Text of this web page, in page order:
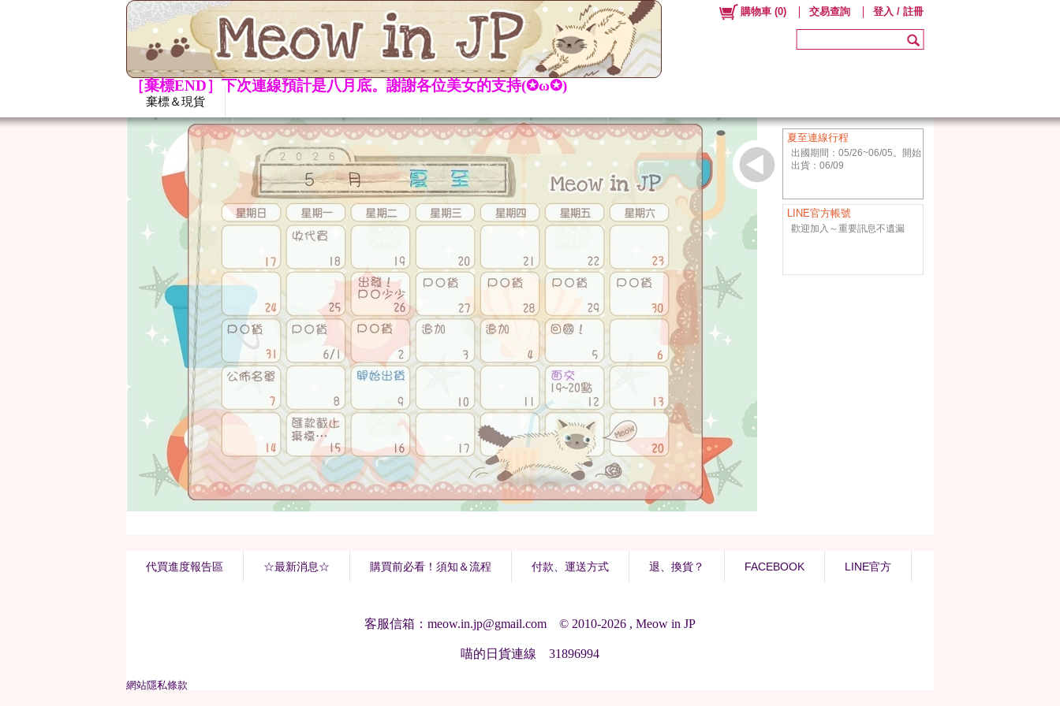
棄標＆現貨
購物車 (0) 交易查詢 登入 / 註冊
夏至連線行程
出國期間：05/26~06/05。開始
出貨：06/09
LINE官方帳號
歡迎加入～重要訊息不遺漏
代買進度報告區 ☆最新消息☆ 購買前必看！須知＆流程 付款、運送方式 退、換貨？ FACEBOOK LINE官方
客服信箱：meow.in.jp@gmail.com © 2010-2026 , Meow in JP
喵的日貨連線 31896994
網站隱私條款
［棄標END］下次連線預計是八月底。謝謝各位美女的支持(✪ω✪)